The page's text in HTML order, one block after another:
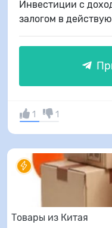
Инвестиции с
залогом в
1 1
Товары из Китая